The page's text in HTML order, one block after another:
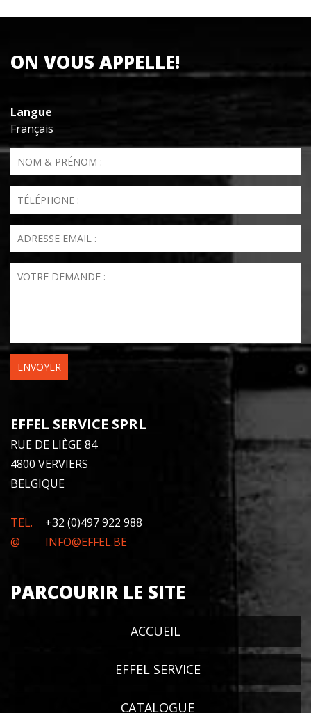
ON VOUS APPELLE!
Langue
Français
Nom & Prénom *
Téléphone*
Email*
Votre demande*
EFFEL SERVICE SPRL
RUE DE LIÈGE 84
4800 VERVIERS
BELGIQUE
TEL.
+32 (0)497 922 988
@
INFO@EFFEL.BE
PARCOURIR LE SITE
ACCUEIL
EFFEL SERVICE
CATALOGUE